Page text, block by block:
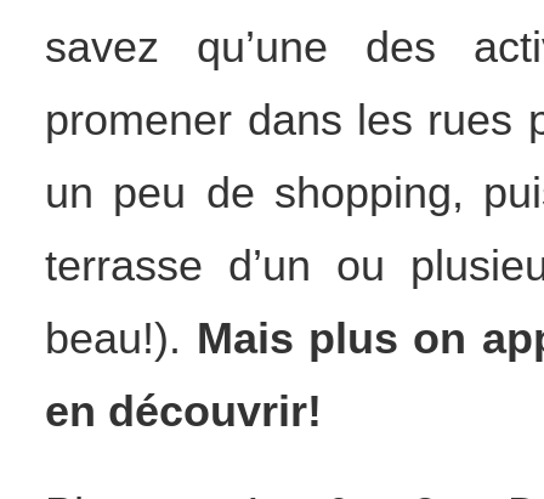
savez qu’une des
promener dans les rues
un peu de shopping,
terrasse d’un ou
beau!). Mais plus on
en découvrir!